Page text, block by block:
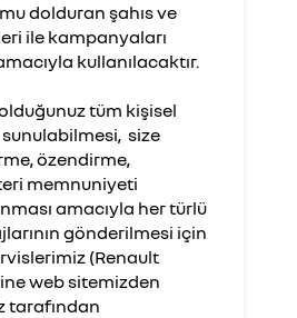
dolduran şahıs ve
ile kampanyaları
kullanılacaktır.
tüm kişisel
size
özendirme,
memnuniyeti
amacıyla her türlü
gönderilmesi için
(Renault
web sitemizden
tarafından